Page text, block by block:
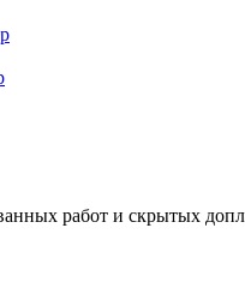
работ и скрытых